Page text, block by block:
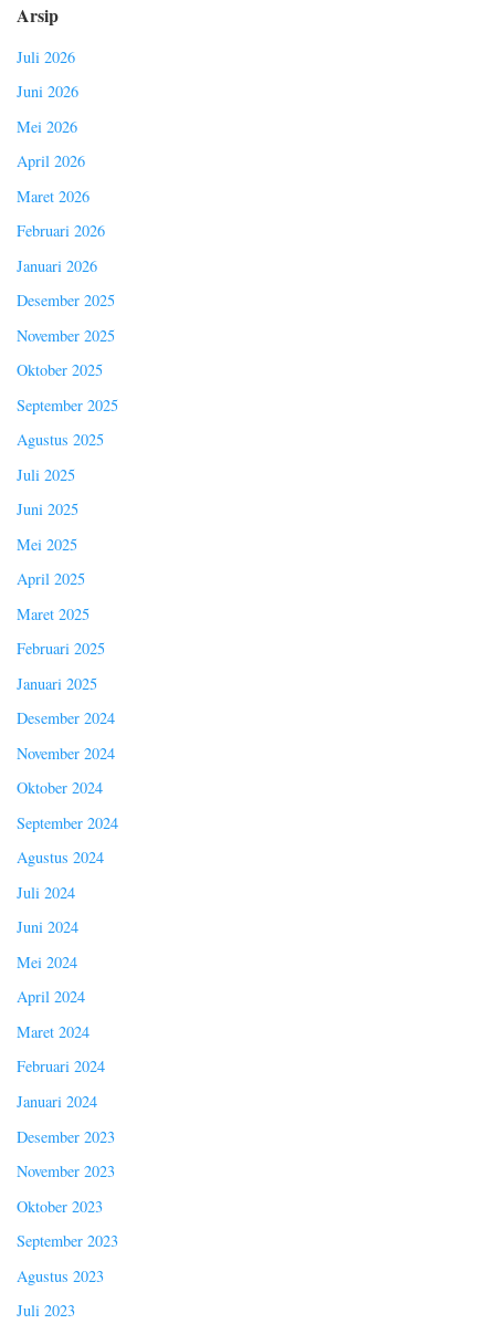
Arsip
Juli 2026
Juni 2026
Mei 2026
April 2026
Maret 2026
Februari 2026
Januari 2026
Desember 2025
November 2025
Oktober 2025
September 2025
Agustus 2025
Juli 2025
Juni 2025
Mei 2025
April 2025
Maret 2025
Februari 2025
Januari 2025
Desember 2024
November 2024
Oktober 2024
September 2024
Agustus 2024
Juli 2024
Juni 2024
Mei 2024
April 2024
Maret 2024
Februari 2024
Januari 2024
Desember 2023
November 2023
Oktober 2023
September 2023
Agustus 2023
Juli 2023